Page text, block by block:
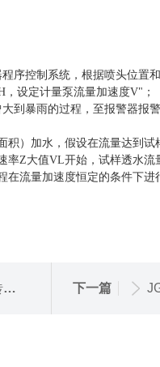
序控制系统，根据喷头位置
设定计量泵流量加速度V"；
到暴雨的过程，至报警器报
）加水，假设在流量达到
Z大值VL开始，试样透水
流量加速度恒定的条件下
下一篇